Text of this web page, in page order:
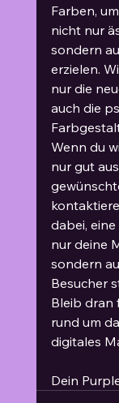
Farben,
nicht nur
sondern
erzielen.
nur die
auch die
Wenn du
nur gut
dabei,
nur deine
sondern
Besucher
Bleib dran
rund um
digitales
Dein